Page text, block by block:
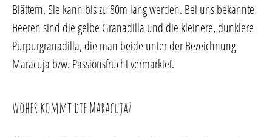
Blättern. Sie kann bis zu 80m lang werden. Bei uns bekannte
Beeren sind die gelbe Granadilla und die kleinere, dunklere
Purpurgranadilla, die man beide unter der Bezeichnung
Maracuja bzw. Passionsfrucht vermarktet.
Woher kommt die Maracuja?